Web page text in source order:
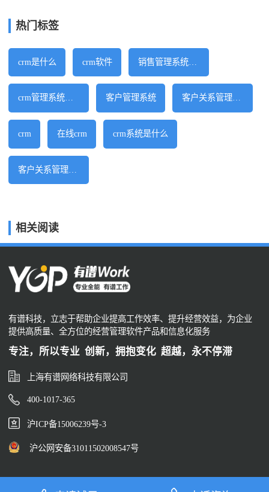
热门标签
crm是什么 crm软件 销售管理系统软件
crm管理系统软件 客户管理系统 客户关系管理软件
crm 在线crm crm系统是什么
客户关系管理系统
相关阅读
有谱科技，立志于帮助企业提高工作效率、提升经营效益，为企业
提供高质量、全方位的经营管理软件产品和信息化服务
专注，所以专业 创新，拥抱变化 超越，永不停滞
上海有谱网络科技有限公司
400-1017-365
沪ICP备15006239号-3
沪公网安备31011502008547号